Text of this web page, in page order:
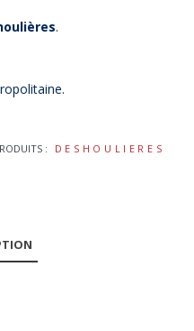
.
: DESHOULIERES